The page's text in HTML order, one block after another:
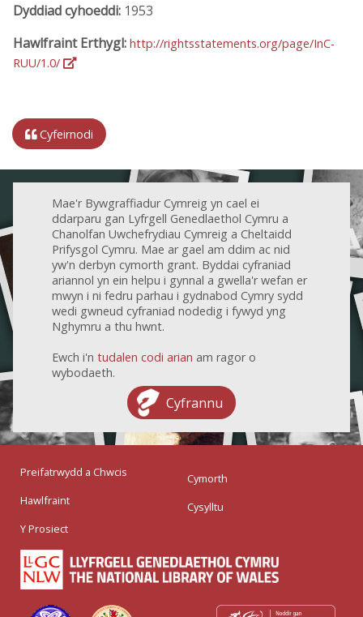
Dyddiad cyhoeddi: 1953
Hawlfraint Erthygl: http://rightsstatements.org/page/InC-
RUU/1.0/
Cyfeirnodi
Mae'r Bywgraffiadur Cymreig yn cael ei
ddarparu gan Lyfrgell Genedlaethol Cymru a
Chanolfan Uwchefrydiau Cymreig a Cheltaidd
Prifysgol Cymru. Mae ar gael am ddim ac nid
yw'n derbyn cymorth grant. Byddai cyfraniad
ariannol yn ein helpu i gynnal a gwella'r wefan er
mwyn i ni fedru parhau i gydnabod Cymry sydd
wedi gwneud cyfraniad nodedig i fywyd yng
Nghymru a thu hwnt.
Ewch i'n tudalen codi arian am ragor o
wybodaeth.
Cyfrannu
Preifatrwydd a Chwcis
Hawlfraint
Y Prosiect
Cymorth
Cysylltu